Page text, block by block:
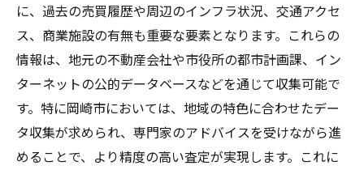
に、過去の売買履歴や周辺のインフラ状況、交通アクセ
ス、商業施設の有無も重要な要素となります。これらの
情報は、地元の不動産会社や市役所の都市計画課、イン
ターネットの公的データベースなどを通じて収集可能で
す。特に岡崎市においては、地域の特色に合わせたデー
タ収集が求められ、専門家のアドバイスを受けながら進
めることで、より精度の高い査定が実現します。これに